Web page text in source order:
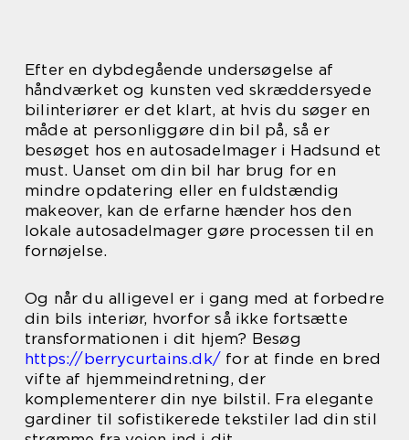
Efter en dybdegående undersøgelse af
håndværket og kunsten ved skræddersyede
bilinteriører er det klart, at hvis du søger en
måde at personliggøre din bil på, så er
besøget hos en autosadelmager i Hadsund et
must. Uanset om din bil har brug for en
mindre opdatering eller en fuldstændig
makeover, kan de erfarne hænder hos den
lokale autosadelmager gøre processen til en
fornøjelse.
Og når du alligevel er i gang med at forbedre
din bils interiør, hvorfor så ikke fortsætte
transformationen i dit hjem? Besøg
https://berrycurtains.dk/ for at finde en bred
vifte af hjemmeindretning, der
komplementerer din nye bilstil. Fra elegante
gardiner til sofistikerede tekstiler lad din stil